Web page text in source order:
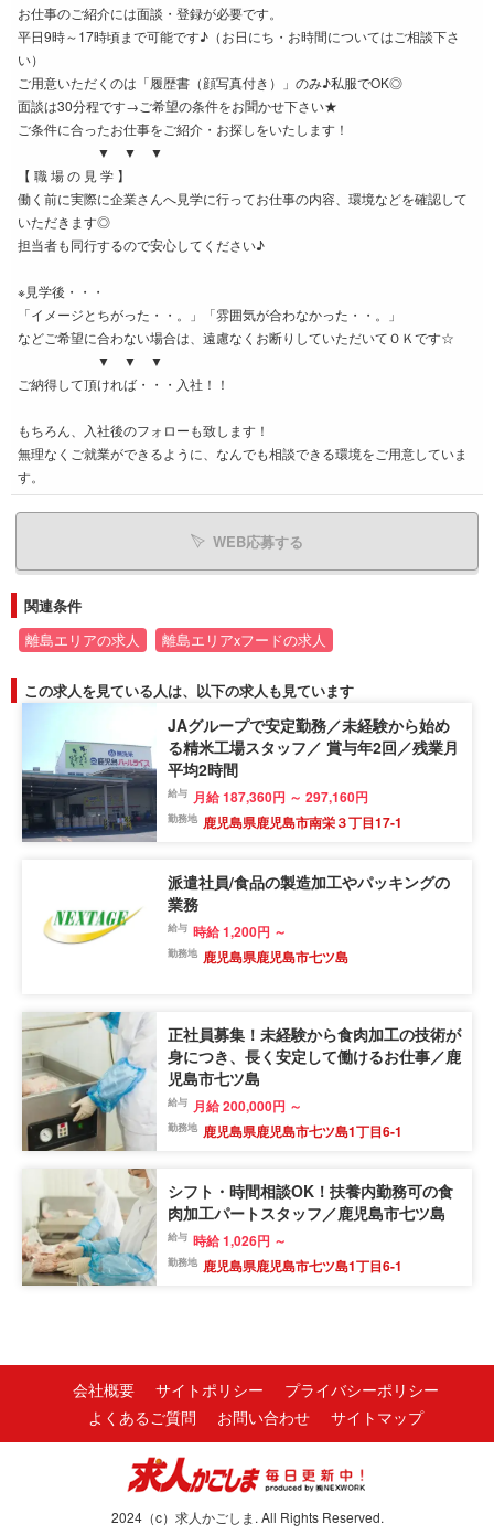
お仕事のご紹介には面談・登録が必要です。
平日9時～17時頃まで可能です♪（お日にち・お時間についてはご相談下さ
い）
ご用意いただくのは「履歴書（顔写真付き）」のみ♪私服でOK◎
面談は30分程です→ご希望の条件をお聞かせ下さい★
ご条件に合ったお仕事をご紹介・お探しをいたします！
▼ ▼ ▼
【 職 場 の 見 学 】
働く前に実際に企業さんへ見学に行ってお仕事の内容、環境などを確認して
いただきます◎
担当者も同行するので安心してください♪
※見学後・・・
「イメージとちがった・・。」「雰囲気が合わなかった・・。」
などご希望に合わない場合は、遠慮なくお断りしていただいてＯＫです☆
▼ ▼ ▼
ご納得して頂ければ・・・入社！！
もちろん、入社後のフォローも致します！
無理なくご就業ができるように、なんでも相談できる環境をご用意していま
す。
WEB応募する
関連条件
離島エリアの求人 離島エリアxフードの求人
この求人を見ている人は、以下の求人も見ています
JAグループで安定勤務／未経験から始め
る精米工場スタッフ／ 賞与年2回／残業月
平均2時間
給与 月給 187,360円 ～ 297,160円
勤務地 鹿児島県鹿児島市南栄３丁目17-1
派遣社員/食品の製造加工やパッキングの
業務
給与 時給 1,200円 ～
勤務地 鹿児島県鹿児島市七ツ島
正社員募集！未経験から食肉加工の技術が
身につき、長く安定して働けるお仕事／鹿
児島市七ツ島
給与 月給 200,000円 ～
勤務地 鹿児島県鹿児島市七ツ島1丁目6-1
シフト・時間相談OK！扶養内勤務可の食
肉加工パートスタッフ／鹿児島市七ツ島
給与 時給 1,026円 ～
勤務地 鹿児島県鹿児島市七ツ島1丁目6-1
会社概要 サイトポリシー
プライバシーポリシー
よくあるご質問
お問い合わせ サイトマップ
2024（c）求人かごしま. All Rights Reserved.